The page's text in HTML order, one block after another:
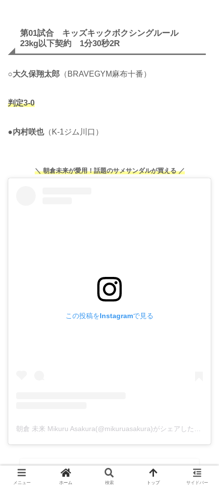
第01試合 キッズキックボクシングルール
23kg以下契約 1分30秒2R
○大久保翔太郎 （BRAVEGYM麻布十番）
判定3-0
●内村咲也（K-1ジム川口）
＼ 朝倉未来が愛用！話題のサメサンダルが買える ／
この投稿をInstagramで見る
朝倉 未来 Mikuru Asakura(@mikuruasakura)がシェアした投稿
メニュー ホーム 検索 トップ サイドバー